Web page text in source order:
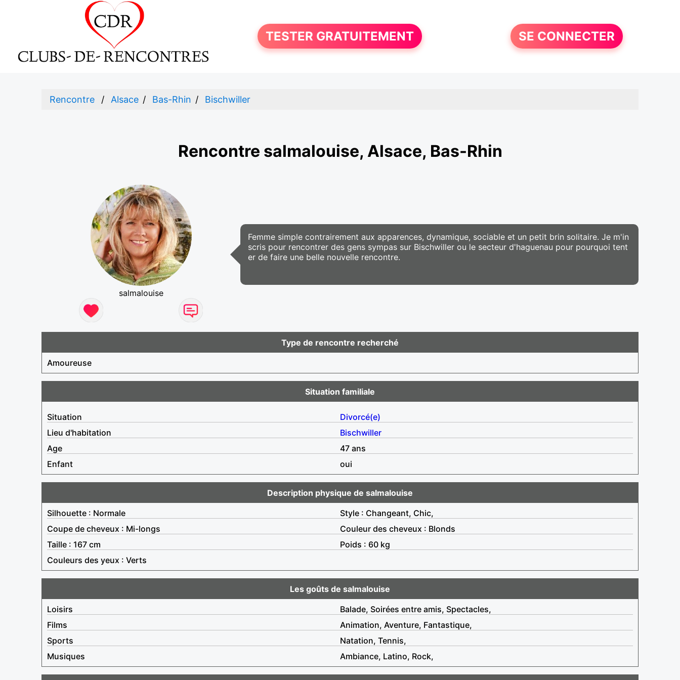
TESTER GRATUITEMENT SE CONNECTER
Rencontre Alsace Bas-Rhin Bischwiller
Rencontre salmalouise, Alsace, Bas-Rhin
salmalouise
Femme simple contrairement aux apparences, dynamique, sociable et un petit brin solitaire. Je m'in
scris pour rencontrer des gens sympas sur Bischwiller ou le secteur d'haguenau pour pourquoi tent
er de faire une belle nouvelle rencontre.
Type de rencontre recherché
Amoureuse
Situation familiale
Situation
Divorcé(e)
Lieu d'habitation
Bischwiller
Age
47 ans
Enfant
oui
Description physique de salmalouise
Silhouette : Normale
Style : Changeant, Chic,
Coupe de cheveux : Mi-longs
Couleur des cheveux : Blonds
Taille : 167 cm
Poids : 60 kg
Couleurs des yeux : Verts
Les goûts de salmalouise
Loisirs
Balade, Soirées entre amis, Spectacles,
Films
Animation, Aventure, Fantastique,
Sports
Natation, Tennis,
Musiques
Ambiance, Latino, Rock,